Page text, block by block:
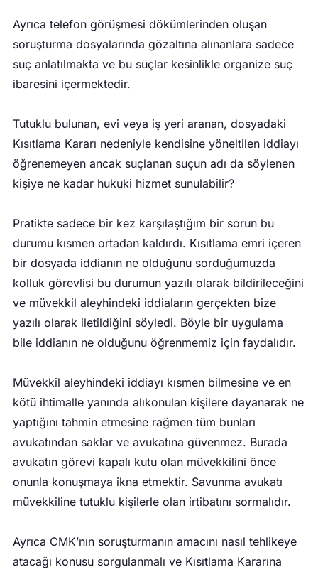
Ayrıca telefon görüşmesi dökümlerinden oluşan
soruşturma dosyalarında gözaltına alınanlara sadece
suç anlatılmakta ve bu suçlar kesinlikle organize suç
ibaresini içermektedir.
Tutuklu bulunan, evi veya iş yeri aranan, dosyadaki
Kısıtlama Kararı nedeniyle kendisine yöneltilen iddiayı
öğrenemeyen ancak suçlanan suçun adı da söylenen
kişiye ne kadar hukuki hizmet sunulabilir?
Pratikte sadece bir kez karşılaştığım bir sorun bu
durumu kısmen ortadan kaldırdı. Kısıtlama emri içeren
bir dosyada iddianın ne olduğunu sorduğumuzda
kolluk görevlisi bu durumun yazılı olarak bildirileceğini
ve müvekkil aleyhindeki iddiaların gerçekten bize
yazılı olarak iletildiğini söyledi. Böyle bir uygulama
bile iddianın ne olduğunu öğrenmemiz için faydalıdır.
Müvekkil aleyhindeki iddiayı kısmen bilmesine ve en
kötü ihtimalle yanında alıkonulan kişilere dayanarak ne
yaptığını tahmin etmesine rağmen tüm bunları
avukatından saklar ve avukatına güvenmez. Burada
avukatın görevi kapalı kutu olan müvekkilini önce
onunla konuşmaya ikna etmektir. Savunma avukatı
müvekkiline tutuklu kişilerle olan irtibatını sormalıdır.
Ayrıca CMK’nın soruşturmanın amacını nasıl tehlikeye
atacağı konusu sorgulanmalı ve Kısıtlama Kararına